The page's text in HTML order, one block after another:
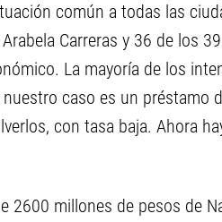
común a todas las
Carreras y 36 de los
La mayoría de los
caso es un préstamo
con tasa baja. Ahora
2600 millones de pesos de